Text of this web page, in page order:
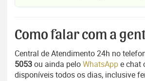
Como falar com a
Central de Atendimento 24h no
5053ou ainda peloWhatsAppe chat
disponíveis todos os dias, inclusive